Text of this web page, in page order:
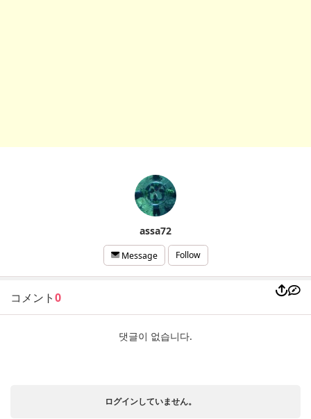
assa72
Message Follow
コメント0
댓글이 없습니다.
ログインしていません。